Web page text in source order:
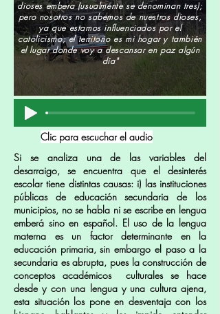
dioses embera (usualmente se denominan tres);
pero nosotros no sabemos de nuestros dioses,
ya que estamos influenciados por el
catolicismo; el territorio es mi hogar y también
el lugar donde voy a descansar en paz algún
día"
Clic para escuchar el audio
Si se analiza una de las variables del
desarraigo, se encuentra que el desinterés
escolar tiene distintas causas: i) las instituciones
públicas de educación secundaria de los
municipios, no se habla ni se escribe en lengua
emberá sino en español. El uso de la lengua
materna es un factor determinante en la
educación primaria, sin embargo el paso a la
secundaria es abrupta, pues la construcción de
conceptos académicos culturales se hace
desde y con una lengua y una cultura ajena,
esta situación los pone en desventaja con los